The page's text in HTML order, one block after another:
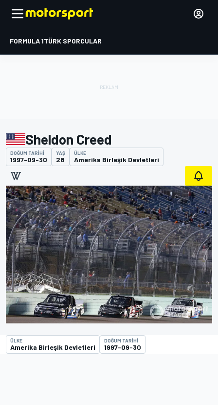
FORMULA 1TÜRK SPORCULAR
Sheldon Creed
DOĞUM TARIHI
1997-09-30
YAŞ
28
ÜLKE
Amerika Birleşik Devletleri
ÜLKE
Amerika Birleşik Devletleri
DOĞUM TARIHI
1997-09-30